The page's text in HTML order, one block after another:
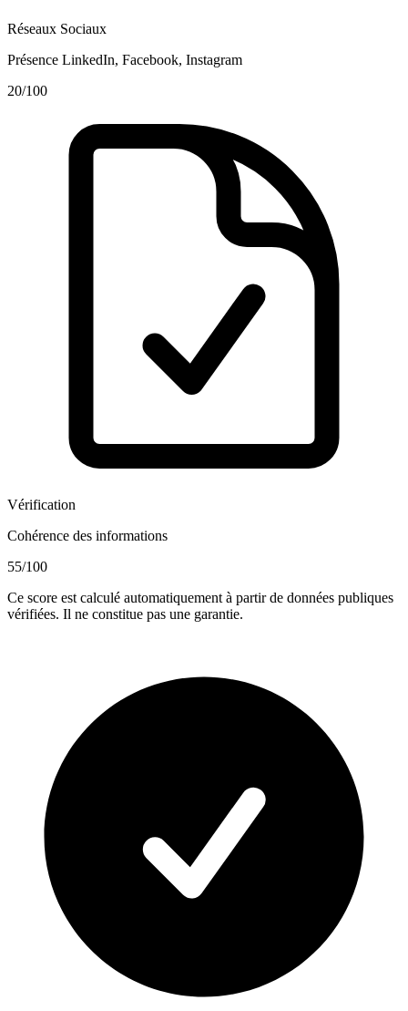
Réseaux Sociaux
Présence LinkedIn, Facebook, Instagram
20/100
Vérification
Cohérence des informations
55/100
Ce score est calculé automatiquement à partir de données publiques
vérifiées. Il ne constitue pas une garantie.